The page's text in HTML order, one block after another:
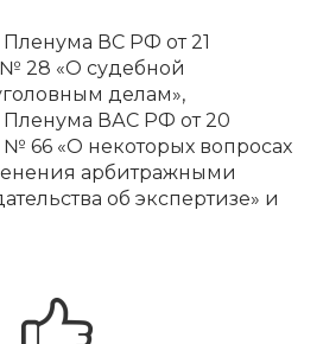
ВС РФ от 21
№ 28 «О судебной
делам»,
Пленума ВАС РФ от 20
№ 66 «О некоторых вопросах
арбитражными
об экспертизе» и